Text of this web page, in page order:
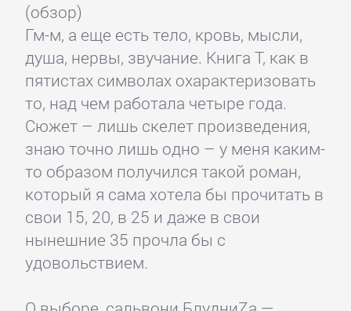
(обзор)
Гм-м, а еще есть тело, кровь, мысли,
душа, нервы, звучание. Книга Т, как в
пятистах символах охарактеризовать
то, над чем работала четыре года.
Сюжет – лишь скелет произведения,
знаю точно лишь одно – у меня каким-
то образом получился такой роман,
который я сама хотела бы прочитать в
свои 15, 20, в 25 и даже в свои
нынешние 35 прочла бы с
удовольствием.